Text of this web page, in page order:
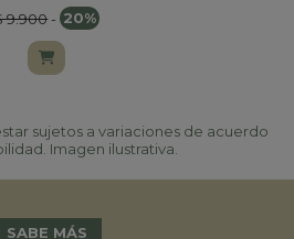
9.900- 20%
sujetos a variaciones de acuerdo
Imagen ilustrativa.
SABE MÁS